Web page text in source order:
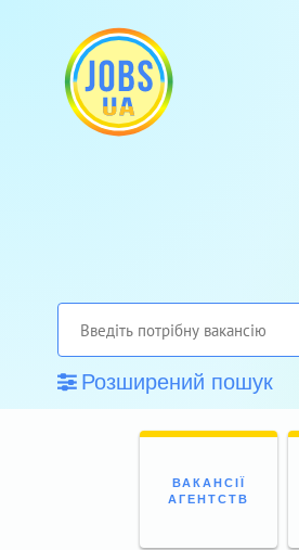
Розширений пошук
ВАКАНСІЇ
АГЕНТСТВ